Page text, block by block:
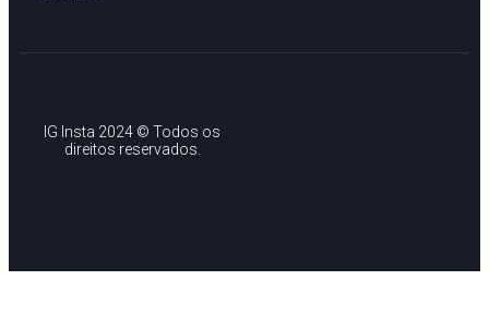
IG Insta 2024 © Todos os
direitos reservados.